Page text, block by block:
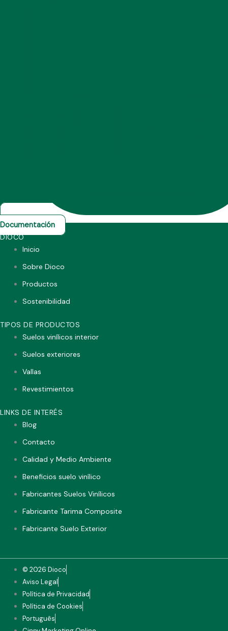
Documentación
DIOCO
Inicio
Sobre Dioco
Productos
Sostenibilidad
TIPOS DE PRODUCTOS
Suelos vinílicos interior
Suelos exteriores
Vallas
Revestimientos
LINKS DE INTERÉS
Blog
Contacto
Calidad y Medio Ambiente
Beneficios suelo vinílico
Fabricantes Suelos Vinílicos
Fabricante Tarima Composite
Fabricante Suelo Exterior
© 2026 Dioco
Aviso Legal
Política de Privacidad
Política de Cookies
Português